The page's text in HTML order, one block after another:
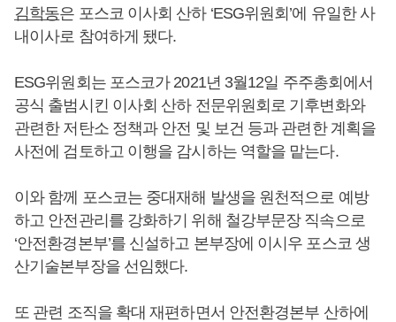
김학동은 포스코 이사회 산하 ‘ESG위원회’에 유일한 사
내이사로 참여하게 됐다.
ESG위원회는 포스코가 2021년 3월12일 주주총회에서
공식 출범시킨 이사회 산하 전문위원회로 기후변화와
관련한 저탄소 정책과 안전 및 보건 등과 관련한 계획을
사전에 검토하고 이행을 감시하는 역할을 맡는다.
이와 함께 포스코는 중대재해 발생을 원천적으로 예방
하고 안전관리를 강화하기 위해 철강부문장 직속으로
‘안전환경본부’를 신설하고 본부장에 이시우 포스코 생
산기술본부장을 선임했다.
또 관련 조직을 확대 재편하면서 안전환경본부 산하에